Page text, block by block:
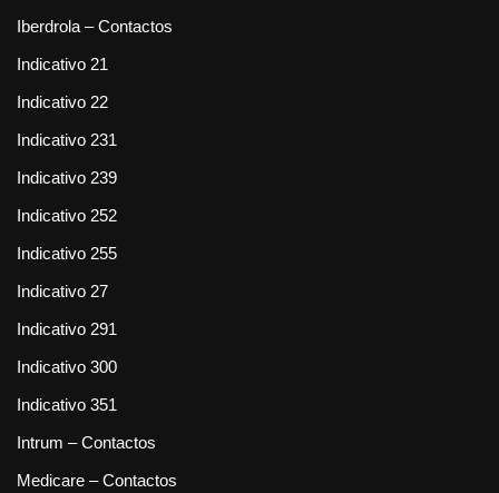
Iberdrola – Contactos
Indicativo 21
Indicativo 22
Indicativo 231
Indicativo 239
Indicativo 252
Indicativo 255
Indicativo 27
Indicativo 291
Indicativo 300
Indicativo 351
Intrum – Contactos
Medicare – Contactos